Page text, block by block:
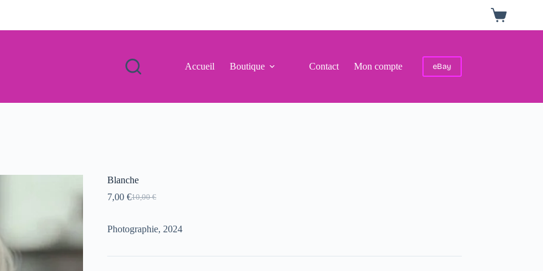
Panier
d’achat
Accueil Boutique Contact Mon compte eBay
Blanche
10,00€
Le
initial
était :
7,00 €Le
actuel
est :
Photographie, 2024